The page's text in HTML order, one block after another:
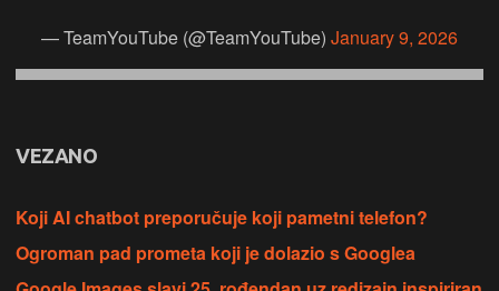
— TeamYouTube (@TeamYouTube) January 9, 2026
VEZANO
Koji AI chatbot preporučuje koji pametni telefon?
Ogroman pad prometa koji je dolazio s Googlea